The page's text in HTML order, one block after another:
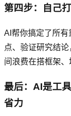
第四步：自己
AI帮你搞定了所
点、验证研究结
间浪费在搭框架、
最后：AI是工
省力